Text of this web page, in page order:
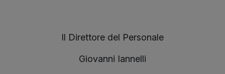
Il Direttore del Personale
Giovanni Iannelli